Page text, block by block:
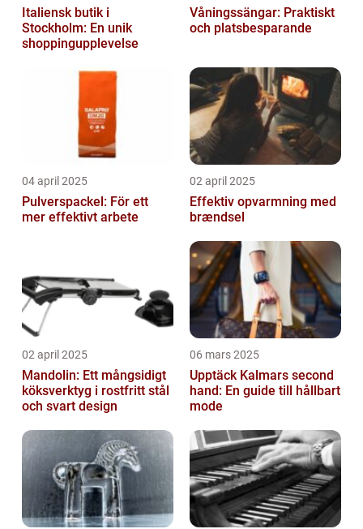
Italiensk butik i
Stockholm: En unik
shoppingupplevelse
Våningssängar: Praktiskt
och platsbesparande
04 april 2025
Pulverspackel: För ett
mer effektivt arbete
02 april 2025
Effektiv opvarmning med
brændsel
02 april 2025
Mandolin: Ett mångsidigt
köksverktyg i rostfritt stål
och svart design
06 mars 2025
Upptäck Kalmars second
hand: En guide till hållbart
mode